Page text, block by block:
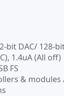
bit DAC/ 128-
1.4uA (All off)
FS
&